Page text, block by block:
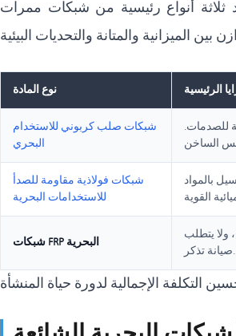
ثلاثة أنواع رئيسية من شبكات ممرات
نوع المادة الرئيسية
شبكات صلب كربوني للاستخدام
البحري
للصدمات.
شبكات فولاذية مقاومة للصدأ
للاستخدامات البحرية
بالمواد
شبكات FRP البحرية
ولا يتطلب
صيانة تذكر.